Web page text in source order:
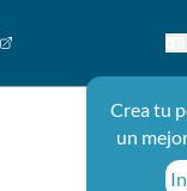
Crea tu
un